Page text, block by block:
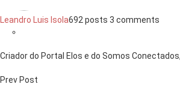
Leandro Luis Isola692 posts 3 comments
Criador do Portal Elos e do Somos
Prev Post